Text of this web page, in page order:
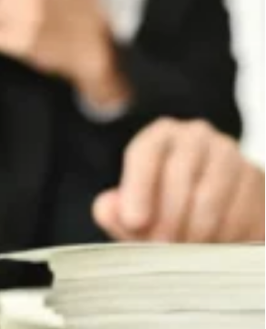
Pernah gak sih kamu mulai
ngerjain sesuatu cuma buat iseng-
iseng, eh ternyata malah jadi
peluang bisnis yang
menguntungkan? Nah, itulah ...
Dari Iseng Jadi Cuan: Kisah
TUM_ATUL yang Ubah
Hampers Jadi Bisnis Kece